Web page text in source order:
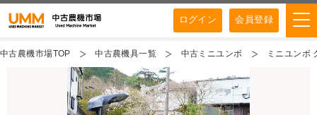
ログイン 会員登録
中古農機市場TOP 中古農機具一覧 中古ミニユンボ ミニユンボ